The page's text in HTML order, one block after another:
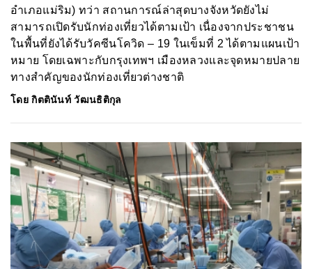
อำเภอแม่ริม) ทว่า สถานการณ์ล่าสุดบางจังหวัดยังไม่
สามารถเปิดรับนักท่องเที่ยวได้ตามเป้า เนื่องจากประชาชน
ในพื้นที่ยังได้รับวัคซีนโควิด – 19 ในเข็มที่ 2 ได้ตามแผนเป้า
หมาย โดยเฉพาะกับกรุงเทพฯ เมืองหลวงและจุดหมายปลาย
ทางสำคัญของนักท่องเที่ยวต่างชาติ
โดยกิตตินันท์ วัฒนธิติกุล